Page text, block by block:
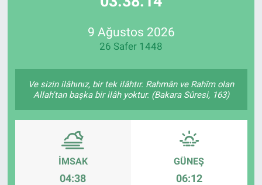
9 Ağustos 2026
26 Safer 1448
Ve sizin ilâhınız, bir tek ilâhtır. Rahmân ve Rahîm olan
Allah'tan başka bir ilâh yoktur. (Bakara Sûresi, 163)
İMSAK
04:38
GÜNEŞ
06:12
Özel Haberler
Kadın
Erişim Bilgileri